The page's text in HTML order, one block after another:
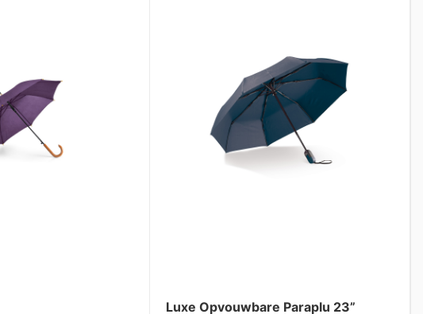
Luxe Opvouwbare Paraplu 23”